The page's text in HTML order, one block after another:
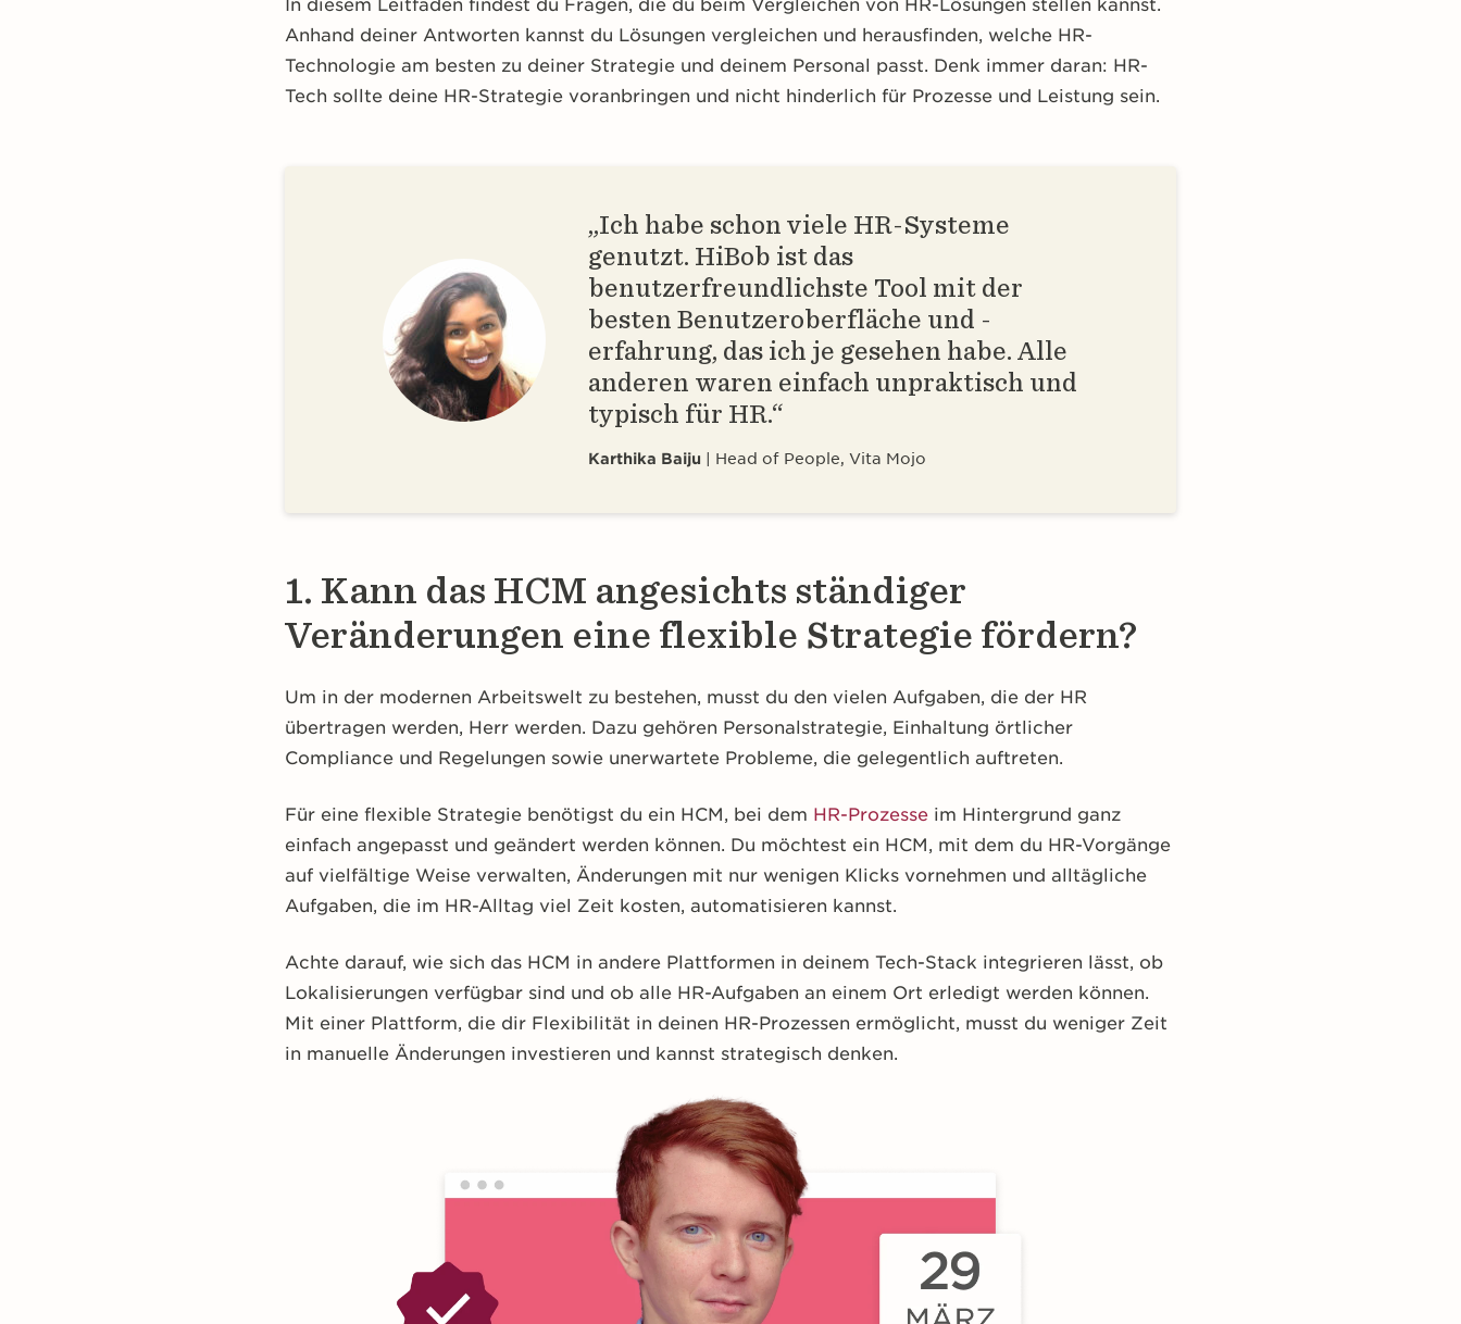
In diesem Leitfaden findest du Fragen, die du beim Vergleichen von HR-Lösungen stellen kannst.
Anhand deiner Antworten kannst du Lösungen vergleichen und herausfinden, welche HR-
Technologie am besten zu deiner Strategie und deinem Personal passt. Denk immer daran: HR-
Tech sollte deine HR-Strategie voranbringen und nicht hinderlich für Prozesse und Leistung sein.
„Ich habe schon viele HR-Systeme
genutzt. HiBob ist das
benutzerfreundlichste Tool mit der
besten Benutzeroberfläche und -
erfahrung, das ich je gesehen habe. Alle
anderen waren einfach unpraktisch und
typisch für HR.“
Karthika Baiju Head of People, Vita Mojo
1. Kann das HCM angesichts ständiger
Veränderungen eine flexible Strategie fördern?
Um in der modernen Arbeitswelt zu bestehen, musst du den vielen Aufgaben, die der HR
übertragen werden, Herr werden. Dazu gehören Personalstrategie, Einhaltung örtlicher
Compliance und Regelungen sowie unerwartete Probleme, die gelegentlich auftreten.
Für eine flexible Strategie benötigst du ein HCM, bei dem HR-Prozesse im Hintergrund ganz
einfach angepasst und geändert werden können. Du möchtest ein HCM, mit dem du HR-Vorgänge
auf vielfältige Weise verwalten, Änderungen mit nur wenigen Klicks vornehmen und alltägliche
Aufgaben, die im HR-Alltag viel Zeit kosten, automatisieren kannst.
Achte darauf, wie sich das HCM in andere Plattformen in deinem Tech-Stack integrieren lässt, ob
Lokalisierungen verfügbar sind und ob alle HR-Aufgaben an einem Ort erledigt werden können.
Mit einer Plattform, die dir Flexibilität in deinen HR-Prozessen ermöglicht, musst du weniger Zeit
in manuelle Änderungen investieren und kannst strategisch denken.